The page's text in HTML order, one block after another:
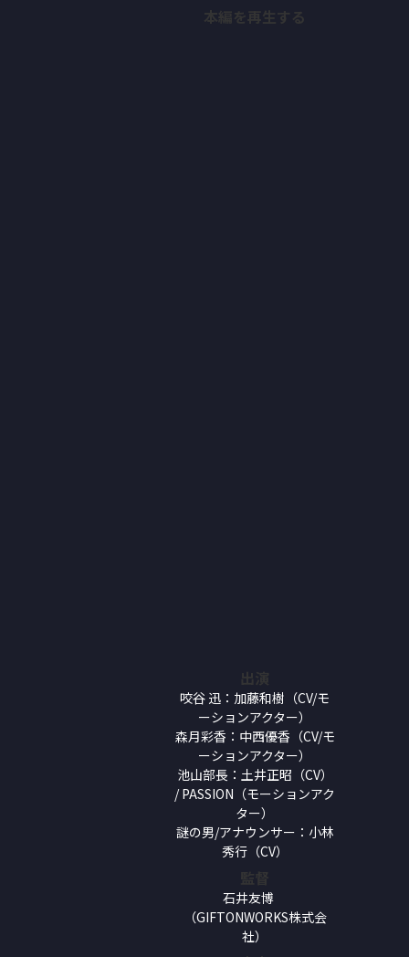
本編を再生する
出演
咬谷 迅：加藤和樹（CV/モ
ーションアクター）
森月彩香：中西優香（CV/モ
ーションアクター）
池山部長：土井正昭（CV）
/ PASSION（モーションアク
ター）
謎の男/アナウンサー：小林
秀行（CV）
監督
石井友博
（GIFTONWORKS株式会
社）